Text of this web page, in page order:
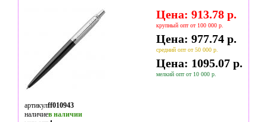
Цена: 913.78 р.
крупный опт от 100 000 р.
Цена: 977.74 р.
средний опт от 50 000 р.
Цена: 1095.07 р.
мелкий опт от 10 000 р.
артикулff010943
наличиев наличии